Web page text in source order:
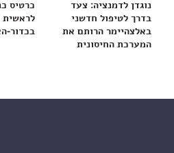
נוגדן לדמנציה: צעד
בדרך לטיפול חדשני
באלצהיימר הרותם את
המערכת החיסונית
כרטיס
לראשית
בכדור-